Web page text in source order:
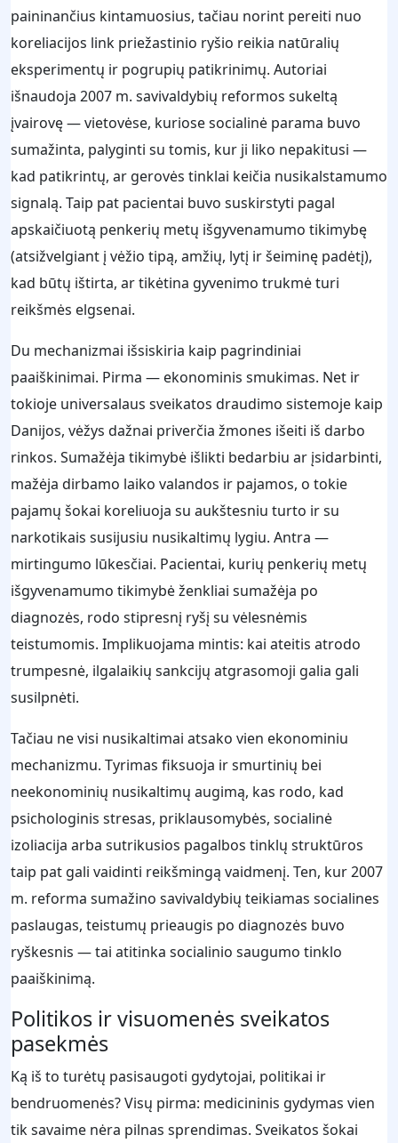
paininančius kintamuosius, tačiau norint pereiti nuo
koreliacijos link priežastinio ryšio reikia natūralių
eksperimentų ir pogrupių patikrinimų. Autoriai
išnaudoja 2007 m. savivaldybių reformos sukeltą
įvairovę — vietovėse, kuriose socialinė parama buvo
sumažinta, palyginti su tomis, kur ji liko nepakitusi —
kad patikrintų, ar gerovės tinklai keičia nusikalstamumo
signalą. Taip pat pacientai buvo suskirstyti pagal
apskaičiuotą penkerių metų išgyvenamumo tikimybę
(atsižvelgiant į vėžio tipą, amžių, lytį ir šeiminę padėtį),
kad būtų ištirta, ar tikėtina gyvenimo trukmė turi
reikšmės elgsenai.
Du mechanizmai išsiskiria kaip pagrindiniai
paaiškinimai. Pirma — ekonominis smukimas. Net ir
tokioje universalaus sveikatos draudimo sistemoje kaip
Danijos, vėžys dažnai priverčia žmones išeiti iš darbo
rinkos. Sumažėja tikimybė išlikti bedarbiu ar įsidarbinti,
mažėja dirbamo laiko valandos ir pajamos, o tokie
pajamų šokai koreliuoja su aukštesniu turto ir su
narkotikais susijusiu nusikaltimų lygiu. Antra —
mirtingumo lūkesčiai. Pacientai, kurių penkerių metų
išgyvenamumo tikimybė ženkliai sumažėja po
diagnozės, rodo stipresnį ryšį su vėlesnėmis
teistumomis. Implikuojama mintis: kai ateitis atrodo
trumpesnė, ilgalaikių sankcijų atgrasomoji galia gali
susilpnėti.
Tačiau ne visi nusikaltimai atsako vien ekonominiu
mechanizmu. Tyrimas fiksuoja ir smurtinių bei
neekonominių nusikaltimų augimą, kas rodo, kad
psichologinis stresas, priklausomybės, socialinė
izoliacija arba sutrikusios pagalbos tinklų struktūros
taip pat gali vaidinti reikšmingą vaidmenį. Ten, kur 2007
m. reforma sumažino savivaldybių teikiamas socialines
paslaugas, teistumų prieaugis po diagnozės buvo
ryškesnis — tai atitinka socialinio saugumo tinklo
paaiškinimą.
Politikos ir visuomenės sveikatos
pasekmės
Ką iš to turėtų pasisaugoti gydytojai, politikai ir
bendruomenės? Visų pirma: medicininis gydymas vien
tik savaime nėra pilnas sprendimas. Sveikatos šokai